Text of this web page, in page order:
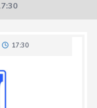
17:30